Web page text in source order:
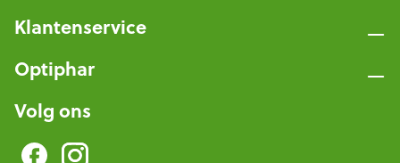
Klantenservice
Optiphar
Volg ons